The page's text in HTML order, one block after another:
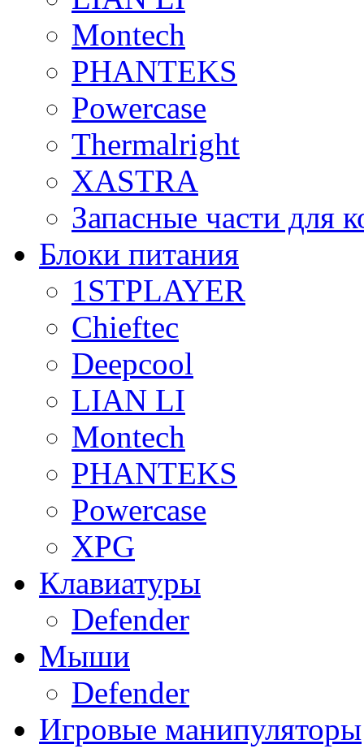
Montech
PHANTEKS
Powercase
Thermalright
XASTRA
Запасные части для
Блоки питания
1STPLAYER
Chieftec
Deepcool
LIAN LI
Montech
PHANTEKS
Powercase
XPG
Клавиатуры
Defender
Мыши
Defender
Игровые манипуляторы